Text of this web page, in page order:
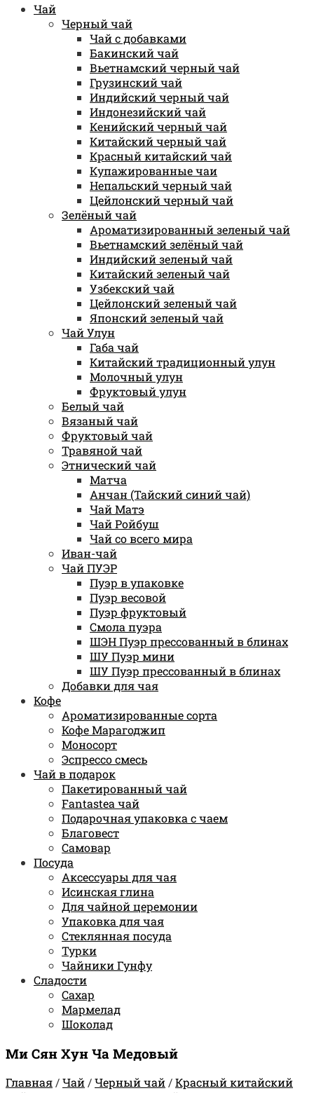
Чай
Черный чай
Чай с добавками
Бакинский чай
Вьетнамский черный чай
Грузинский чай
Индийский черный чай
Индонезийский чай
Кенийский черный чай
Китайский черный чай
Красный китайский чай
Купажированные чаи
Непальский черный чай
Цейлонский черный чай
Зелёный чай
Ароматизированный зеленый чай
Вьетнамский зелёный чай
Индийский зеленый чай
Китайский зеленый чай
Узбекский чай
Цейлонский зеленый чай
Японский зеленый чай
Чай Улун
Габа чай
Китайский традиционный улун
Молочный улун
Фруктовый улун
Белый чай
Вязаный чай
Фруктовый чай
Травяной чай
Этнический чай
Матча
Анчан (Тайский синий чай)
Чай Матэ
Чай Ройбуш
Чай со всего мира
Иван-чай
Чай ПУЭР
Пуэр в упаковке
Пуэр весовой
Пуэр фруктовый
Смола пуэра
ШЭН Пуэр прессованный в блинах
ШУ Пуэр мини
ШУ Пуэр прессованный в блинах
Добавки для чая
Кофе
Ароматизированные сорта
Кофе Марагоджип
Моносорт
Эспрессо смесь
Чай в подарок
Пакетированный чай
Fantastea чай
Подарочная упаковка с чаем
Благовест
Самовар
Посуда
Аксессуары для чая
Исинская глина
Для чайной церемонии
Упаковка для чая
Стеклянная посуда
Турки
Чайники Гунфу
Сладости
Сахар
Мармелад
Шоколад
Ми Сян Хун Ча Медовый
Главная/Чай/Черный чай/Красный китайский